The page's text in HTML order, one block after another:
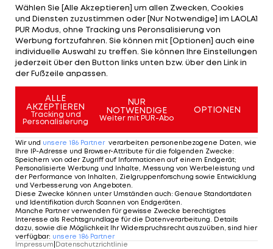
Peterson Widerstand, wird von weiteren
Gesetzeshütern aber festgenommen. Laut
verschiedenen Medienberichten soll der seit
Weihnachten an seinem Kreuzbandriss-
Comeback arbeitende Star betrunken gewesen
Mehr zum Thema
Wählen Sie [Alle Akzeptieren] um allen Zwecken, Cookies
und Diensten zuzustimmen oder [Nur Notwendige] im LAOLA1
PUR Modus, ohne Tracking uns Peronsalisierung von
Werbung fortzufahren. Sie können mit [Optionen] auch eine
individuelle Auswahl zu treffen. Sie können Ihre Einstellungen
jederzeit über den Button links unten bzw. über den Link in
der Fußzeile anpassen.
ALLE
AKZEPTIEREN
Tracking und
Personalisierung
NUR
NOTWENDIGE
Weiter mit PUR-Abo
OPTIONEN
Wir und unsere 186 Partner verarbeiten personenbezogene Daten, wie
Ihre IP-Adresse und Browser-Attribute für die folgenden Zwecke:
Speichern von oder Zugriff auf Informationen auf einem Endgerät;
Personalisierte Werbung und Inhalte, Messung von Werbeleistung und
der Performance von Inhalten, Zielgruppenforschung sowie Entwicklung
und Verbesserung von Angeboten.
Diese Zwecke können unter Umständen auch: Genaue Standortdaten
und Identifikation durch Scannen von Endgeräten.
Manche Partner verwenden für gewisse Zwecke berechtigtes
Interesse als Rechtsgrundlage für die Datenverarbeitung. Details
dazu, sowie die Möglichkeit Ihr Widerspruchsrecht auszuüben, sind hier
verfügbar: unsere 186 Partner
Impressum Datenschutzrichtlinie